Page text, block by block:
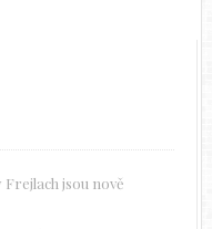
jsou nově